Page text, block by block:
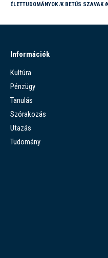
ÉLETTUDOMÁNYOK K BETŰS SZAVAK
Információk
Kultúra
Pénzügy
Tanulás
Szórakozás
Utazás
Tudomány